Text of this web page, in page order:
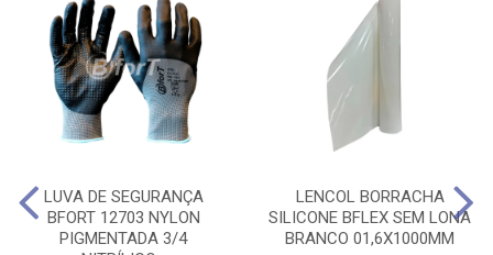
LUVA DE SEGURANÇA
BFORT 12703 NYLON
PIGMENTADA 3/4
LENCOL BORRACHA
SILICONE BFLEX SEM LONA
BRANCO 01,6X1000MM